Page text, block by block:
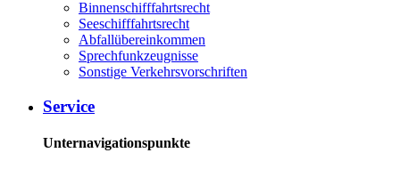
Bin­nen­schiff­fahrts­recht
See­schiff­fahrts­recht
Ab­fall­über­ein­kom­men
Sprech­funk­zeug­nis­se
Sons­ti­ge Ver­kehrs­vor­schrif­ten
Ser­vice
Unternavigationspunkte